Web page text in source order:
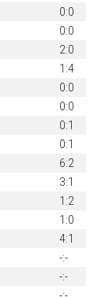
0:0
0:0
2:0
1:4
0:0
0:0
0:1
0:1
6:2
3:1
1:2
1:0
4:1
-:-
-:-